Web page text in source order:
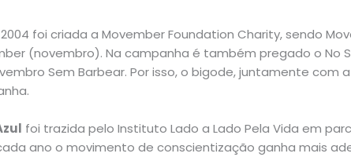
foi criada a Movember Foundation Charity, sendo
(novembro). Na campanha é também pregado o No
Sem Barbear. Por isso, o bigode, juntamente com
foi trazida pelo Instituto Lado a Lado Pela Vida em
ano o movimento de conscientização ganha mais